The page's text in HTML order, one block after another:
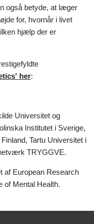
også betyde, at læger
for, hvornår i livet
hjælp der er
her:
Universitet og
Institutet i Sverige,
Tartu Universitet i
TRYGGVE.
af European Research
of Mental Health.